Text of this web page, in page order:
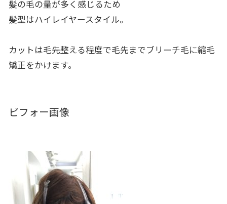
髪の毛の量が多く感じるため
髪型はハイレイヤースタイル。
カットは毛先整える程度で毛先までブリーチ毛に縮毛
矯正をかけます。
ビフォー画像